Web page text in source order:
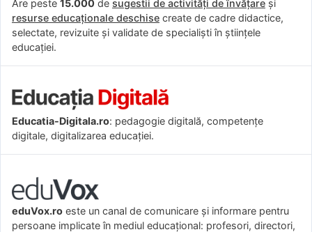
Are peste 15.000 de sugestii de activități de învățare și
resurse educaționale deschise create de cadre didactice,
selectate, revizuite și validate de specialiști în științele
educației.
Educatia-Digitala.ro: pedagogie digitală, competențe
digitale, digitalizarea educației.
eduVox.ro este un canal de comunicare și informare pentru
persoane implicate în mediul educațional: profesori, directori,